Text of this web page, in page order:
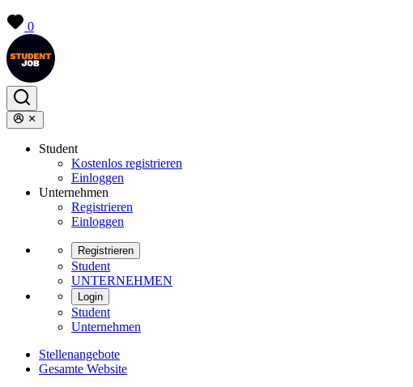
0
Student
Kostenlos registrieren
Einloggen
Unternehmen
Registrieren
Einloggen
Registrieren
Student
UNTERNEHMEN
Login
Student
Unternehmen
Stellenangebote
Gesamte Website